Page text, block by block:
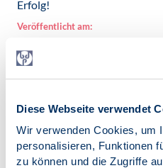
Diese Webseite verwendet
Wir verwenden Cookies, um
personalisieren, Funktionen
zu können und die Zugriffe
Erfolg!
Veröffentlicht am: